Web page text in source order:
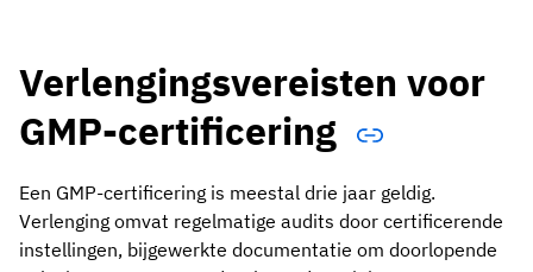
Verlengingsvereisten voor
GMP-certificering
Een GMP-certificering is meestal drie jaar geldig.
Verlenging omvat regelmatige audits door certificerende
instellingen, bijgewerkte documentatie om doorlopende